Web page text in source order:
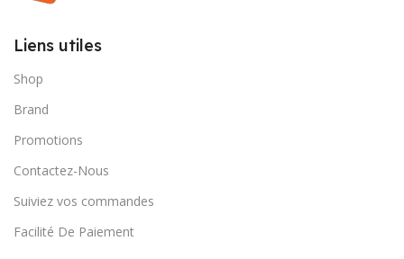
Liens utiles
Shop
Brand
Promotions
Contactez-Nous
Suiviez vos commandes
Facilité De Paiement